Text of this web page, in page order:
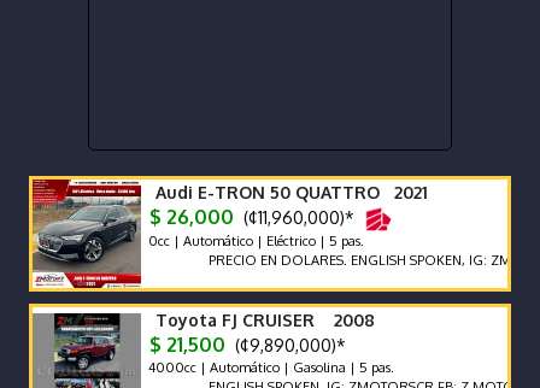
Audi E-TRON 50 QUATTRO 2021
$ 26,000 (¢11,960,000)*
0cc | Automático | Eléctrico | 5 pas.
PRECIO EN DOLARES. ENGLISH SPOKEN, IG:
Toyota FJ CRUISER 2008
$ 21,500 (¢9,890,000)*
4000cc | Automático | Gasolina | 5 pas.